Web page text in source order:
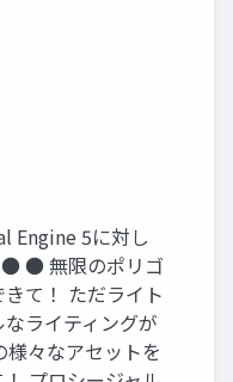
Engine 5に対し
● 無限のポリゴ
て！ ただライト
ライティングが
様々なアセットを